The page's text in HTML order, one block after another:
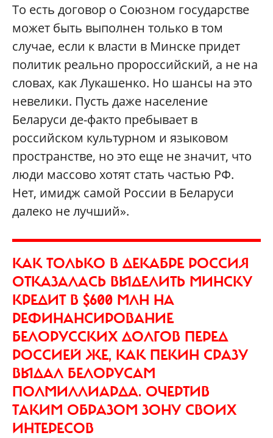
То есть договор о Союзном государстве
может быть выполнен только в том
случае, если к власти в Минске придет
политик реально пророссийский, а не на
словах, как Лукашенко. Но шансы на это
невелики. Пусть даже население
Беларуси де-факто пребывает в
российском культурном и языковом
пространстве, но это еще не значит, что
люди массово хотят стать частью РФ.
Нет, имидж самой России в Беларуси
далеко не лучший».
КАК ТОЛЬКО В ДЕКАБРЕ РОССИЯ
ОТКАЗАЛАСЬ ВЫДЕЛИТЬ МИНСКУ
КРЕДИТ В $600 МЛН НА
РЕФИНАНСИРОВАНИЕ
БЕЛОРУССКИХ ДОЛГОВ ПЕРЕД
РОССИЕЙ ЖЕ, КАК ПЕКИН СРАЗУ
ВЫДАЛ БЕЛОРУСАМ
ПОЛМИЛЛИАРДА. ОЧЕРТИВ
ТАКИМ ОБРАЗОМ ЗОНУ СВОИХ
ИНТЕРЕСОВ